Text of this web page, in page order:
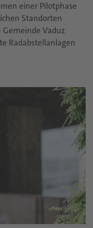
einer Pilotphase
Standorten
Gemeinde Vaduz
Radabstellanlagen